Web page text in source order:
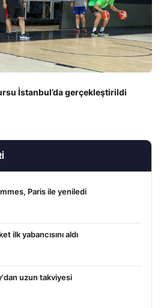
İstanbul’da gerçekleştirildi
Paris ile yeniledi
ilk yabancısını aldı
uzun takviyesi